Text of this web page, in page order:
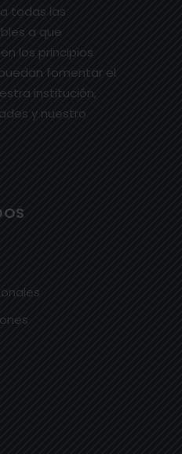
todas las
a que
los principios
fomentar el
institución,
y nuestro